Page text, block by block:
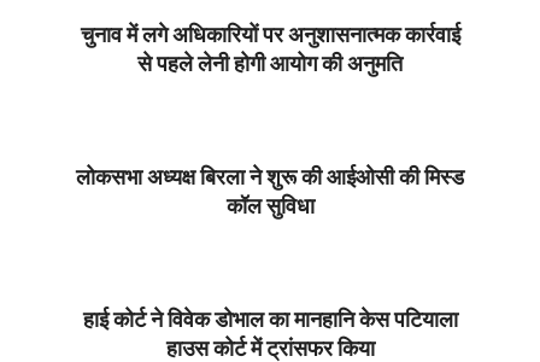
चुनाव में लगे अधिकारियों पर अनुशासनात्मक कार्रवाई
से पहले लेनी होगी आयोग की अनुमति
लोकसभा अध्यक्ष बिरला ने शुरू की आईओसी की मिस्ड
कॉल सुविधा
हाई कोर्ट ने विवेक डोभाल का मानहानि केस पटियाला
हाउस कोर्ट में ट्रांसफर किया